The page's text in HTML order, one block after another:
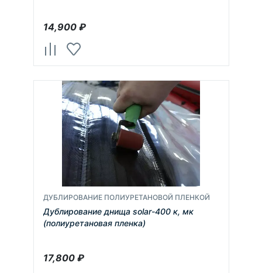
14,900₽
ДУБЛИРОВАНИЕ ПОЛИУРЕТАНОВОЙ ПЛЕНКОЙ
Дублирование днища solar-400 к, мк
(полиуретановая пленка)
17,800₽